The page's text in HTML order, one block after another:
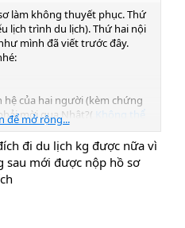
làm không thuyết phục. Thứ
lịch trình du lịch). Thứ hai nội
mình đã viết trước đây.
hệ của hai người (kèm chứng
mời qua Nhật?( Không thể
nên muốn mời qua để trả ơn "
<==cái lý do lần này viết y như
xưa trốn ra ở Nhật (vì lý
không trốn ở lại nữa.
để mở rộng...
đi du lịch kg được nữa vì
sau mới được nộp hồ sơ